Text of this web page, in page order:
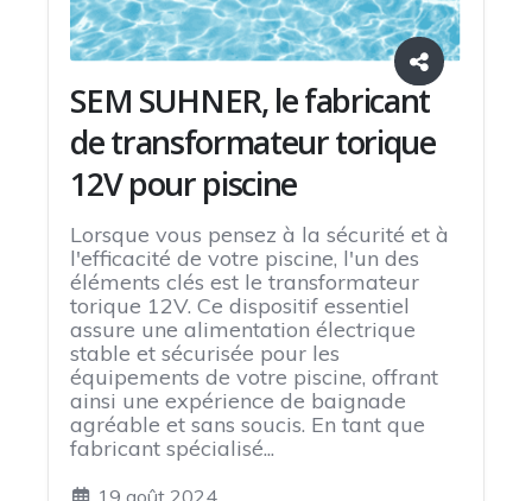
SEM SUHNER, le fabricant
de transformateur torique
12V pour piscine
Lorsque vous pensez à la sécurité et à
l'efficacité de votre piscine, l'un des
éléments clés est le transformateur
torique 12V. Ce dispositif essentiel
assure une alimentation électrique
stable et sécurisée pour les
équipements de votre piscine, offrant
ainsi une expérience de baignade
agréable et sans soucis. En tant que
fabricant spécialisé...
19 août 2024